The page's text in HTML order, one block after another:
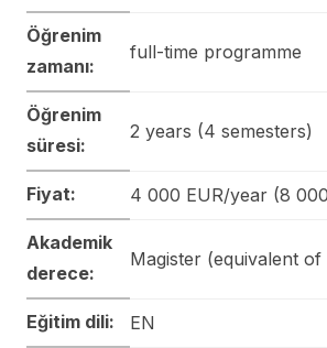
Öğrenim
zamanı:
full-time programme
Öğrenim
süresi:
2 years (4 semesters)
Fiyat: 4 000 EUR/year (8
Akademik
derece:
Magister (equivalent of
Eğitim dili: EN